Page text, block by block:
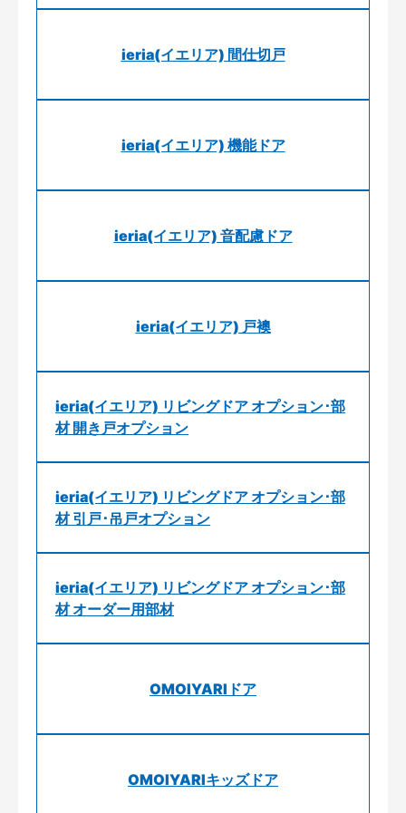
ieria(イエリア) 間仕切戸
ieria(イエリア) 機能ドア
ieria(イエリア) 音配慮ドア
ieria(イエリア) 戸襖
ieria(イエリア) リビングドア オプション･部
材 開き戸オプション
ieria(イエリア) リビングドア オプション･部
材 引戸･吊戸オプション
ieria(イエリア) リビングドア オプション･部
材 オーダー用部材
OMOIYARIドア
OMOIYARIキッズドア